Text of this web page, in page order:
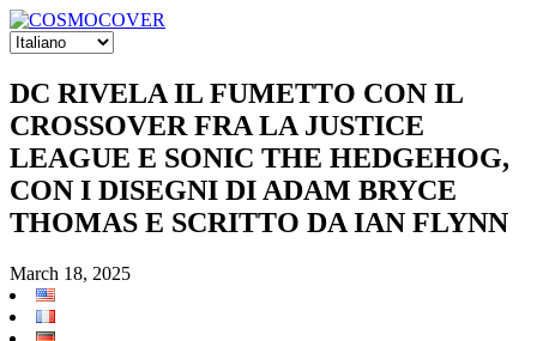
DC RIVELA IL FUMETTO CON IL
CROSSOVER FRA LA JUSTICE
LEAGUE E SONIC THE HEDGEHOG,
CON I DISEGNI DI ADAM BRYCE
THOMAS E SCRITTO DA IAN FLYNN
March 18, 2025